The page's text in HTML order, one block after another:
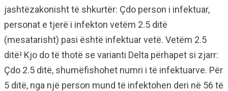
jashtëzakonisht të shkurtër: Çdo person i infektuar,
personat e tjerë i infekton vetëm 2.5 ditë
(mesatarisht) pasi është infektuar vetë. Vetëm 2.5
ditë! Kjo do të thotë se varianti Delta përhapet si zjarr:
Çdo 2.5 ditë, shumëfishohet numri i të infektuarve. Për
5 ditë, nga një person mund të infektohen deri në 56 të